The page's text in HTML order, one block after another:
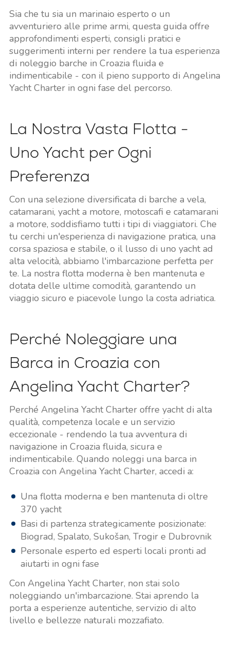
Sia che tu sia un marinaio esperto o un
avventuriero alle prime armi, questa guida offre
approfondimenti esperti, consigli pratici e
suggerimenti interni per rendere la tua esperienza
di noleggio barche in Croazia fluida e
indimenticabile - con il pieno supporto di Angelina
Yacht Charter in ogni fase del percorso.
La Nostra Vasta Flotta -
Uno Yacht per Ogni
Preferenza
Con una selezione diversificata di barche a vela,
catamarani, yacht a motore, motoscafi e catamarani
a motore, soddisfiamo tutti i tipi di viaggiatori. Che
tu cerchi un'esperienza di navigazione pratica, una
corsa spaziosa e stabile, o il lusso di uno yacht ad
alta velocità, abbiamo l'imbarcazione perfetta per
te. La nostra flotta moderna è ben mantenuta e
dotata delle ultime comodità, garantendo un
viaggio sicuro e piacevole lungo la costa adriatica.
Perché Noleggiare una
Barca in Croazia con
Angelina Yacht Charter?
Perché Angelina Yacht Charter offre yacht di alta
qualità, competenza locale e un servizio
eccezionale - rendendo la tua avventura di
navigazione in Croazia fluida, sicura e
indimenticabile. Quando noleggi una barca in
Croazia con Angelina Yacht Charter, accedi a:
Una flotta moderna e ben mantenuta di oltre
370 yacht
Basi di partenza strategicamente posizionate:
Biograd, Spalato, Sukošan, Trogir e Dubrovnik
Personale esperto ed esperti locali pronti ad
aiutarti in ogni fase
Con Angelina Yacht Charter, non stai solo
noleggiando un'imbarcazione. Stai aprendo la
porta a esperienze autentiche, servizio di alto
livello e bellezze naturali mozzafiato.